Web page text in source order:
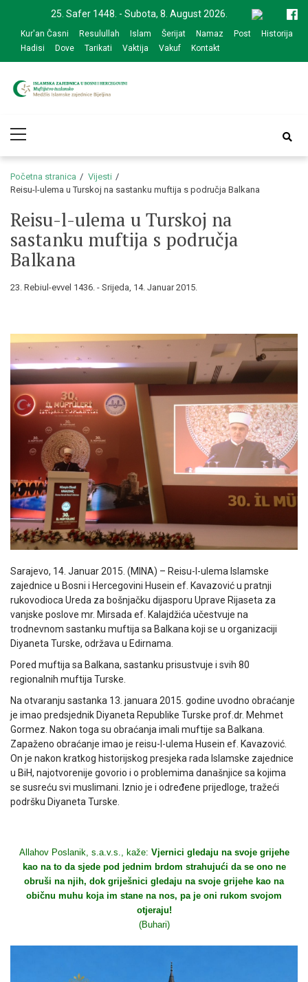
navigation
content
25. Safer 1448. - Subota, 8. August 2026.
Kur'an Časni Resulullah Islam Šerijat Namaz Post
Historija
Hadisi
Dove Tarikati Vaktija Vakuf Kontakt
zajednice Bijeljina
Menu
Početna stranica
Vijesti
Reisu-l-ulema u Turskoj na sastanku muftija s područja Balkana
Reisu-l-ulema u Turskoj na
sastanku muftija s područja
Balkana
23. Rebiul-evvel 1436. - Srijeda, 14. Januar 2015.
Sarajevo, 14. Januar 2015. (MINA) – Reisu-l-ulema Islamske
zajednice u Bosni i Hercegovini Husein ef. Kavazović u pratnji
rukovodioca Ureda za bošnjačku dijasporu Uprave Rijaseta za
vanjske poslove mr. Mirsada ef. Kalajdžića učestvuje na
trodnevnom sastanku muftija sa Balkana koji se u organizaciji
Diyaneta Turske, održava u Edirnama.
Pored muftija sa Balkana, sastanku prisustvuje i svih 80
regionalnih muftija Turske.
Na otvaranju sastanka 13. januara 2015. godine uvodno obraćanje
je imao predsjednik Diyaneta Republike Turske prof.dr. Mehmet
Gormez. Nakon toga su obraćanja imali muftije sa Balkana.
Zapaženo obraćanje imao je reisu-l-ulema Husein ef. Kavazović.
On je nakon kratkog historijskog presjeka rada Islamske zajednice
u BiH, najotvorenije govorio i o problemima današnjice sa kojima
se susreću svi muslimani. Iznio je i određene prijedloge, tražeći
podršku Diyaneta Turske.
Allahov Poslanik, s.a.v.s., kaže: Vjernici gledaju na svoje grijehe
kao na to da sjede pod jednim brdom strahujući da se ono ne
obruši na njih, dok griješnici gledaju na svoje grijehe kao na
običnu muhu koja im stane na nos, pa je oni rukom svojom
otjeraju!
(Buhari)